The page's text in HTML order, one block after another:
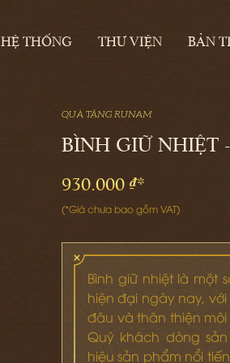
HỆ THỐNG THƯ VIỆN BẢN
QUÀ TẶNG RUNAM
BÌNH GIỮ NHIỆT
930.000 ₫*
(*Giá chưa bao gồm VAT)
Bình giữ nhiệt là một
hiện đại ngày nay,
đâu và thân thiện
Quý khách dòng
hiệu sản phẩm nổi